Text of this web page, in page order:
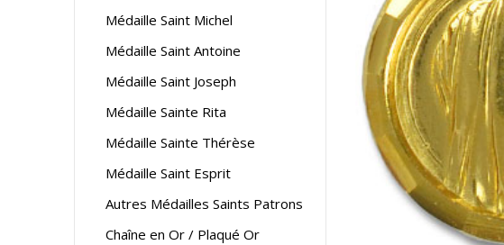
Médaille Saint Michel
Médaille Saint Antoine
Médaille Saint Joseph
Médaille Sainte Rita
Médaille Sainte Thérèse
Médaille Saint Esprit
Autres Médailles Saints Patrons
Chaîne en Or / Plaqué Or